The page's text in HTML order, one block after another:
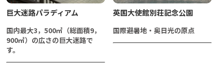
巨大迷路パラディアム
国内最大3，500㎡（総面積9，
900㎡）の広さの巨大迷路で
す。
英国大使館別荘記念公園
国際避暑地・奥日光の原点